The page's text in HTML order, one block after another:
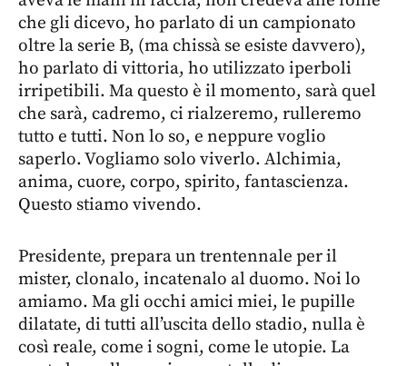
che gli dicevo, ho parlato di un campionato
oltre la serie B, (ma chissà se esiste davvero),
ho parlato di vittoria, ho utilizzato iperboli
irripetibili. Ma questo è il momento, sarà quel
che sarà, cadremo, ci rialzeremo, rulleremo
tutto e tutti. Non lo so, e neppure voglio
saperlo. Vogliamo solo viverlo. Alchimia,
anima, cuore, corpo, spirito, fantascienza.
Questo stiamo vivendo.
Presidente, prepara un trentennale per il
mister, clonalo, incatenalo al duomo. Noi lo
amiamo. Ma gli occhi amici miei, le pupille
dilatate, di tutti all’uscita dello stadio, nulla è
così reale, come i sogni, come le utopie. La